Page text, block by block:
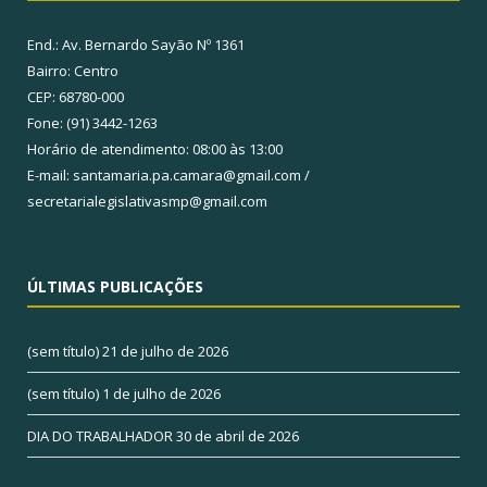
End.: Av. Bernardo Sayão Nº 1361
Bairro: Centro
CEP: 68780-000
Fone: (91) 3442-1263
Horário de atendimento: 08:00 às 13:00
E-mail: santamaria.pa.camara@gmail.com /
secretarialegislativasmp@gmail.com
ÚLTIMAS PUBLICAÇÕES
(sem título)21 de julho de 2026
(sem título) 1 de julho de 2026
DIA DO TRABALHADOR30 de abril de 2026